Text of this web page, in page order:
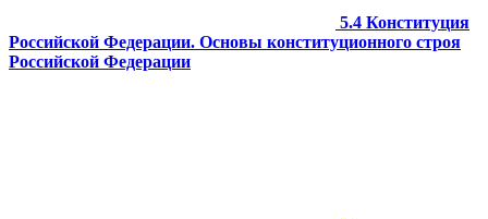
5.4 Конституция
Российской Федерации. Основы конституционного строя
Российской Федерации